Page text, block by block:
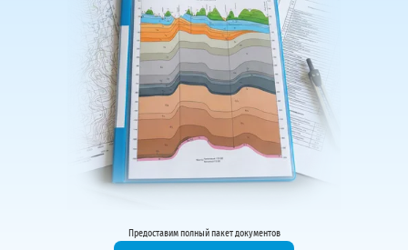
Предоставим полный пакет документов